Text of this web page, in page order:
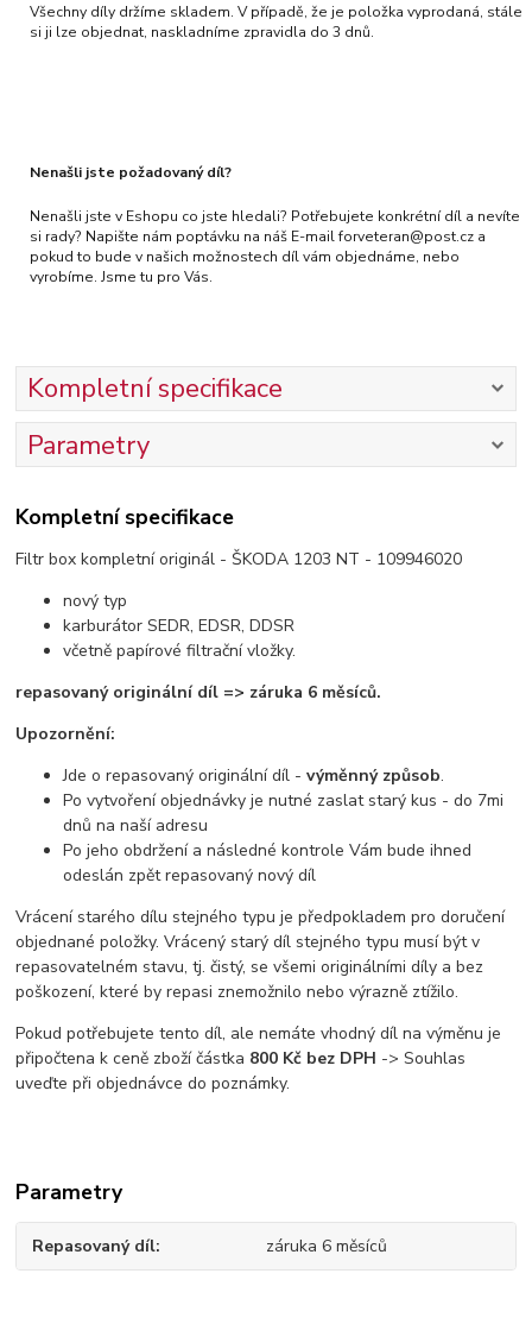
Všechny díly držíme skladem. V případě, že je položka vyprodaná, stále
si ji lze objednat, naskladníme zpravidla do 3 dnů.
Nenašli jste požadovaný díl?
Nenašli jste v Eshopu co jste hledali? Potřebujete konkrétní díl a nevíte
si rady? Napište nám poptávku na náš E-mail forveteran@post.cz a
pokud to bude v našich možnostech díl vám objednáme, nebo
vyrobíme. Jsme tu pro Vás.
Kompletní specifikace
Parametry
Kompletní specifikace
Filtr box kompletní originál - ŠKODA 1203 NT - 109946020
nový typ
karburátor SEDR, EDSR, DDSR
včetně papírové filtrační vložky.
repasovaný originální díl => záruka 6 měsíců.
Upozornění:
Jde o repasovaný originální díl -výměnný způsob.
Po vytvoření objednávky je nutné zaslat starý kus - do 7mi
dnů na naší adresu
Po jeho obdržení a následné kontrole Vám bude ihned
odeslán zpět repasovaný nový díl
Vrácení starého dílu stejného typu je předpokladem pro doručení
objednané položky. Vrácený starý díl stejného typu musí být v
repasovatelném stavu, tj. čistý, se všemi originálními díly a bez
poškození, které by repasi znemožnilo nebo výrazně ztížilo.
Pokud potřebujete tento díl, ale nemáte vhodný díl na výměnu je
připočtena k ceně zboží částka 800 Kč bez DPH -> Souhlas
uveďte při objednávce do poznámky.
Parametry
Repasovaný díl záruka 6 měsíců